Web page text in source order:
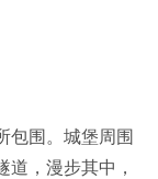
包围。城堡周围
道，漫步其中，